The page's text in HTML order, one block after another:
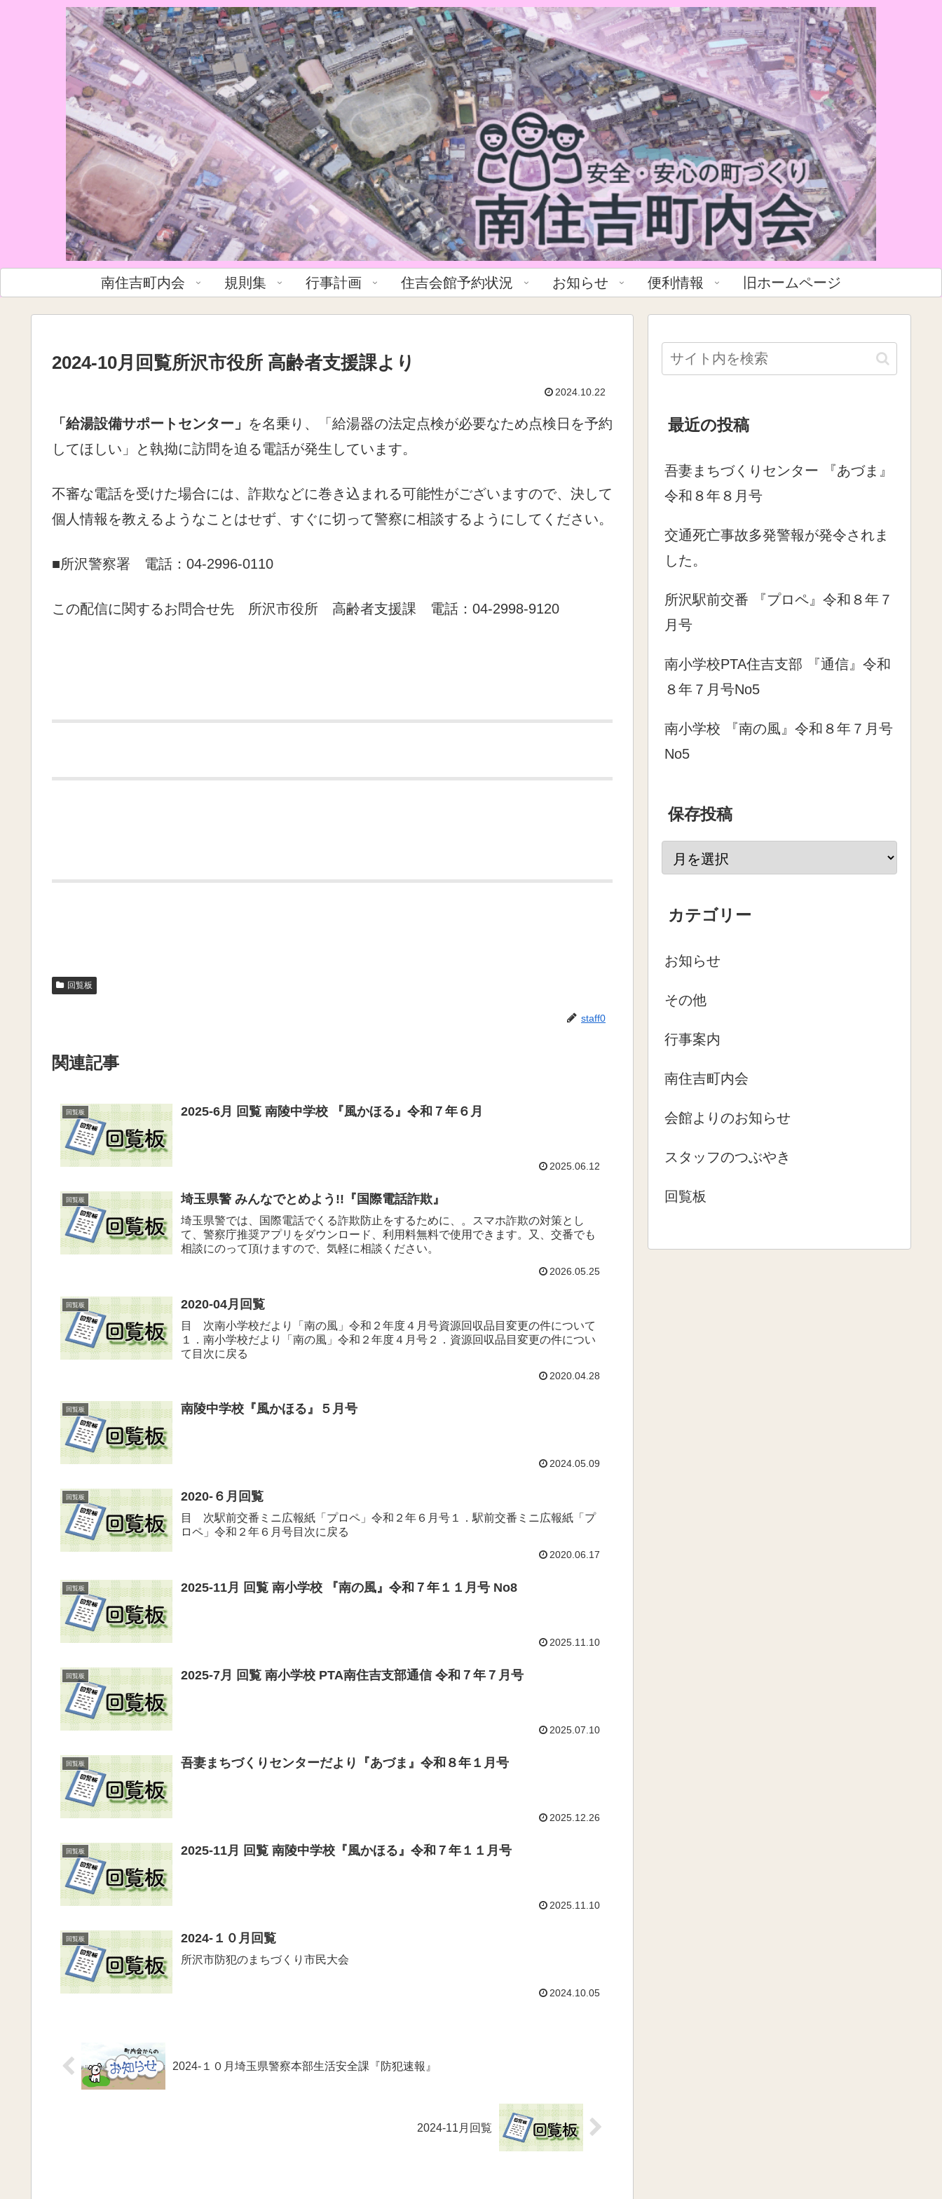
南住吉町内会 規則集 行事計画 住吉会館予約状況 お知らせ 便利情報 旧ホームページ
2024-10月回覧所沢市役所 高齢者支援課より
2024.10.22
「給湯設備サポートセンター」 を名乗り、「給湯器の法定点検が必要なため点検日を予約
してほしい」と執拗に訪問を迫る電話が発生しています。
不審な電話を受けた場合には、詐欺などに巻き込まれる可能性がございますので、決して
個人情報を教えるようなことはせず、すぐに切って警察に相談するようにしてください。
■所沢警察署 電話：04-2996-0110
この配信に関するお問合せ先 所沢市役所 高齢者支援課 電話：04-2998-9120
回覧板
staff0
関連記事
回覧板 2025-6月 回覧 南陵中学校 『風かほる』令和７年６月
2025.06.12
回覧板 埼玉県警 みんなでとめよう!!『国際電話詐欺』
埼玉県警では、国際電話でくる詐欺防止をするために、。スマホ詐欺の対策とし
て、警察庁推奨アプリをダウンロード、利用料無料で使用できます。又、交番でも
相談にのって頂けますので、気軽に相談ください。
2026.05.25
回覧板 2020-04月回覧
目 次南小学校だより「南の風」令和２年度４月号資源回収品目変更の件について
１．南小学校だより「南の風」令和２年度４月号２．資源回収品目変更の件につい
て目次に戻る
2020.04.28
回覧板 南陵中学校『風かほる』５月号
2024.05.09
回覧板 2020-６月回覧
目 次駅前交番ミニ広報紙「プロペ」令和２年６月号１．駅前交番ミニ広報紙「プ
ロペ」令和２年６月号目次に戻る
2020.06.17
回覧板 2025-11月 回覧 南小学校 『南の風』令和７年１１月号 No8
2025.11.10
回覧板 2025-7月 回覧 南小学校 PTA南住吉支部通信 令和７年７月号
2025.07.10
回覧板 吾妻まちづくりセンターだより『あづま』令和８年１月号
2025.12.26
回覧板 2025-11月 回覧 南陵中学校『風かほる』令和７年１１月号
2025.11.10
回覧板 2024-１０月回覧
所沢市防犯のまちづくり市民大会
2024.10.05
2024-１０月埼玉県警察本部生活安全課『防犯速報』
2024-11月回覧
最近の投稿
吾妻まちづくりセンター 『あづま』
令和８年８月号
交通死亡事故多発警報が発令されま
した。
所沢駅前交番 『プロペ』令和８年７
月号
南小学校PTA住吉支部 『通信』令和
８年７月号No5
南小学校 『南の風』令和８年７月号
No5
保存投稿
カテゴリー
お知らせ
その他
行事案内
南住吉町内会
会館よりのお知らせ
スタッフのつぶやき
回覧板